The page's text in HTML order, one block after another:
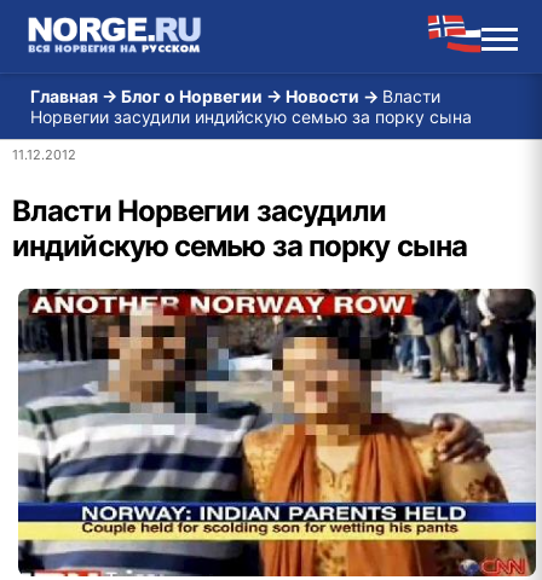
Главная → Блог о Норвегии → Новости → Власти
Норвегии засудили индийскую семью за порку сына
11.12.2012
Власти Норвегии засудили
индийскую семью за порку сына